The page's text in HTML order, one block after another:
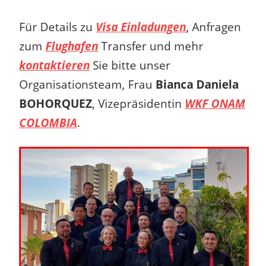
Für Details zu Visa Einladungen, Anfragen
zum Flughafen Transfer und mehr
kontaktieren Sie bitte unser
Organisationsteam, Frau Bianca Daniela
BOHORQUEZ, Vizepräsidentin WKF ONAM
COLOMBIA.